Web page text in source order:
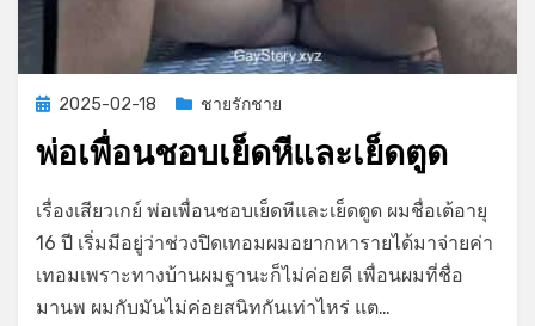
Posted
2025-02-18 ชายรักชาย
พ่อเพื่อนชอบเย็ดหีและเย็ดตูด
GayStory
Leave a comment
เพื่อน
ชอบ
เย็ด
เรื่องเสียวเกย์ พ่อเพื่อนชอบเย็ดหีและเย็ดตูด ผมชื่อเต้อายุ
16 ปี เริ่มมีอยู่ว่าช่วงปิดเทอมผมอยากหารายได้มาจ่ายค่า
เทอมเพราะทางบ้านผมฐานะก็ไม่ค่อยดี เพื่อนผมที่ชื่อ
มานพ ผมกับมันไม่ค่อยสนิทกันเท่าไหร่ แต…